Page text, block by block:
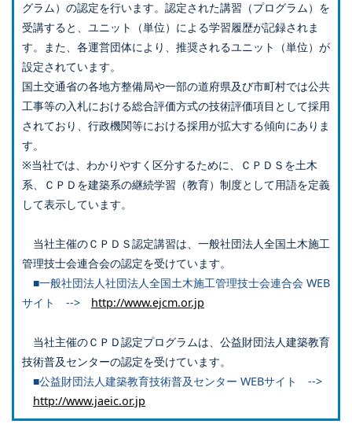
グラム）の認定を行います。認定された講習（プログラム）を
受講すると、ユニット（単位）による学習履歴が記録されま
す。また、各運営団体により、推奨されるユニット（単位）が
設定されています。
国土交通省の各地方整備局や一部の道府県及び市町村では公共
工事等の入札における総合評価方式の技術評価項目として採用
されており、行政機関等における採用が拡大する傾向にありま
す。
※当社では、わかりやすく区分するために、ＣＰＤＳを土木
系、ＣＰＤを建築系の継続学習（教育）制度として用語を定義
して表示しています。
当社主催のＣＰＤＳ認定講習は、一般社団法人全国土木施工
管理技士会連合会の認定を受けています。
■一般社団法人社団法人全国土木施工管理技士会連合会 WEB
サイト --> http://www.ejcm.or.jp
当社主催のＣＰＤ認定プログラムは、公益財団法人建築教育
技術普及センターの認定を受けています。
■公益財団法人建築教育技術普及センター WEBサイト -->
http://www.jaeic.or.jp